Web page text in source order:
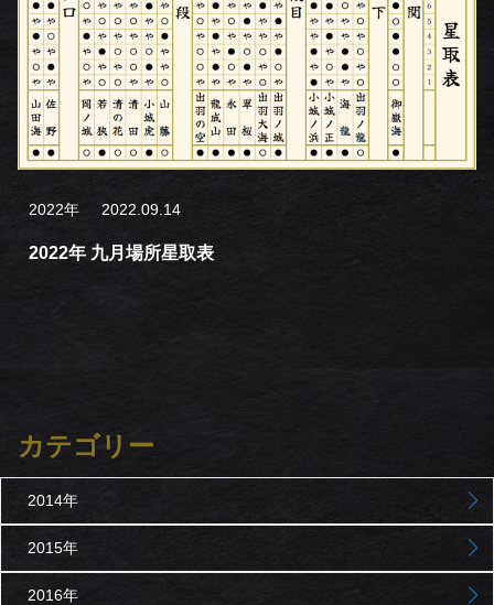
2022年 2022.09.14
2022年 九月場所星取表
カテゴリー
2014年
2015年
2016年